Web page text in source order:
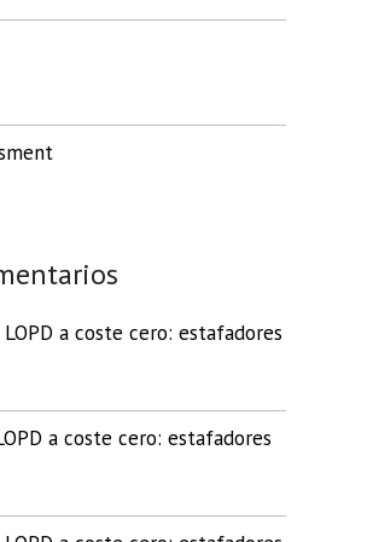
LOPD a coste cero: estafadores
a coste cero: estafadores